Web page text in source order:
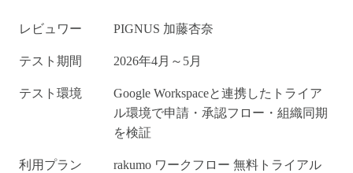
レビュワー PIGNUS 加藤杏奈
テスト期間 2026年4月～5月
テスト環境
Google Workspaceと連携したトライア
ル環境で申請・承認フロー・組織同期
を検証
利用プラン rakumo ワークフロー 無料トライアル